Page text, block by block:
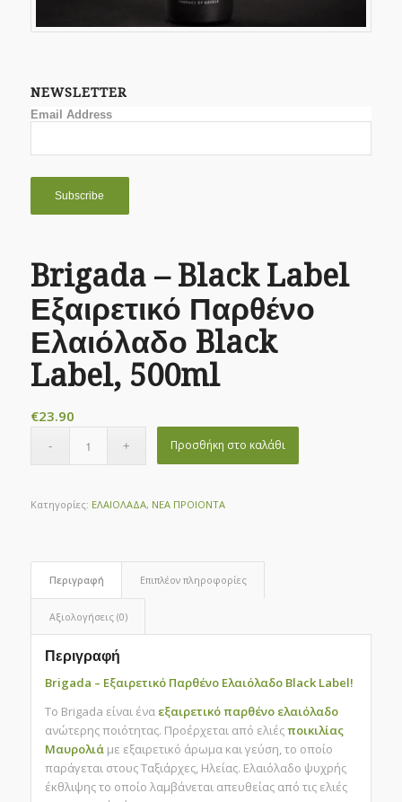
NEWSLETTER
Email Address
Brigada – Black Label
Εξαιρετικό Παρθένο
Ελαιόλαδο Black
Label, 500ml
€23.90
Προσθήκη στο καλάθι
Κατηγορίες: ΕΛΑΙΟΛΑΔΑ, ΝΕΑ ΠΡΟΙΟΝΤΑ
Περιγραφή Επιπλέον πληροφορίες
Αξιολογήσεις (0)
Περιγραφή
Brigada – Εξαιρετικό Παρθένο Ελαιόλαδο Black Label!
Το Brigada είναι ένα εξαιρετικό παρθένο ελαιόλαδο
ανώτερης ποιότητας. Προέρχεται από ελιέςποικιλίας
Μαυρολιάμε εξαιρετικό άρωμα και γεύση, το οποίο
παράγεται στους Ταξιάρχες, Ηλείας. Ελαιόλαδο ψυχρής
έκθλιψης το οποίο λαμβάνεται απευθείας από τις ελιές